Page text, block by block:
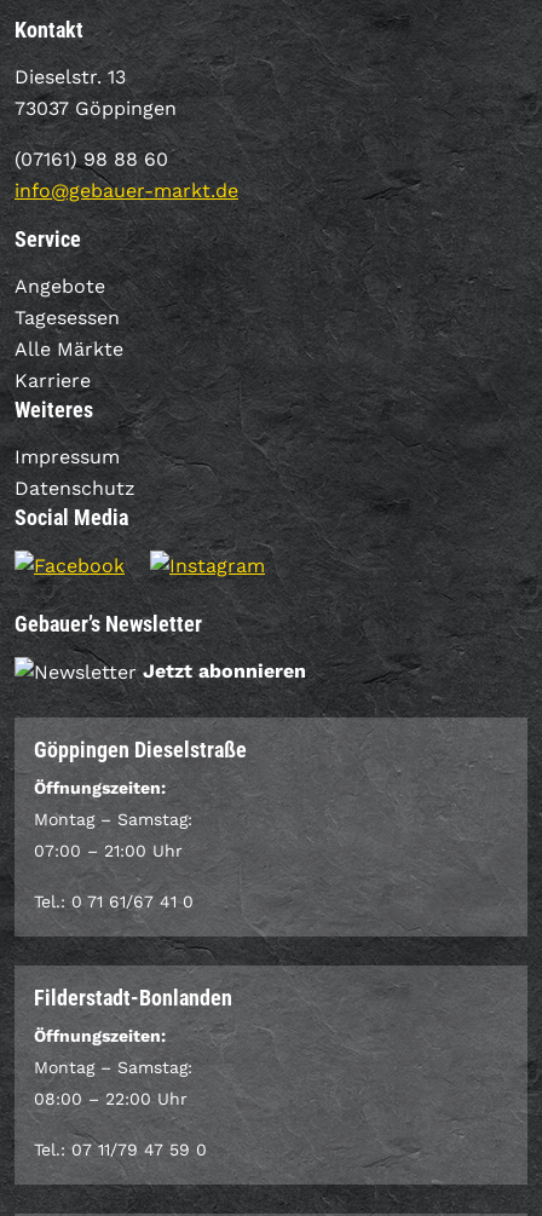
Kontakt
Dieselstr. 13
73037 Göppingen
(07161) 98 88 60
info@gebauer-markt.de
Service
Angebote
Tagesessen
Alle Märkte
Karriere
Weiteres
Impressum
Datenschutz
Social Media
Gebauer’s Newsletter
Jetzt abonnieren
Göppingen Dieselstraße
Öffnungszeiten:
Montag – Samstag:
07:00 – 21:00 Uhr
Tel.: 0 71 61/67 41 0
Filderstadt-Bonlanden
Öffnungszeiten:
Montag – Samstag:
08:00 – 22:00 Uhr
Tel.: 07 11/79 47 59 0